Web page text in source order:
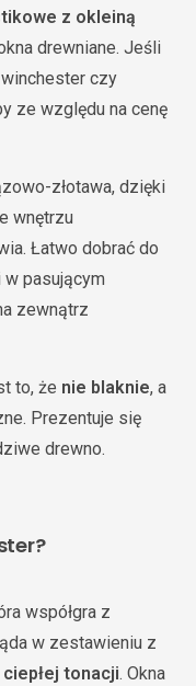
z okleiną
drewniane. Jeśli
czy
ze względu na cenę
złotawa, dzięki
wnętrzu
Łatwo dobrać do
w pasującym
zewnątrz
to, że nie blaknie, a
Prezentuje się
drewno.
współgra z
w zestawieniu z
tonacji. Okna